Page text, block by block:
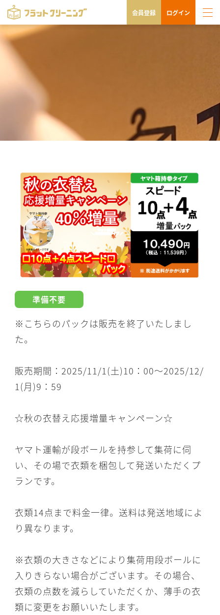
会員登録 ログイン
準備不要
※こちらのパックは販売を終了いたしまし
た。
販売期間：2025/11/1(土)10：00～2025/12/
1(月)9：59
☆秋の衣替え応援増量キャンペーン☆
ヤマト運輸が段ボールを持参して集荷に伺
い、その場で衣類を梱包して発送いただくプ
ランです。
衣類14点まで料金一律。送料は発送地域によ
り異なります。
※衣類の大きさなどにより集荷用段ボールに
入りきらない場合がございます。その場合、
衣類の点数を減らしていただくか、薄手の衣
類に変更をお願いいたします。